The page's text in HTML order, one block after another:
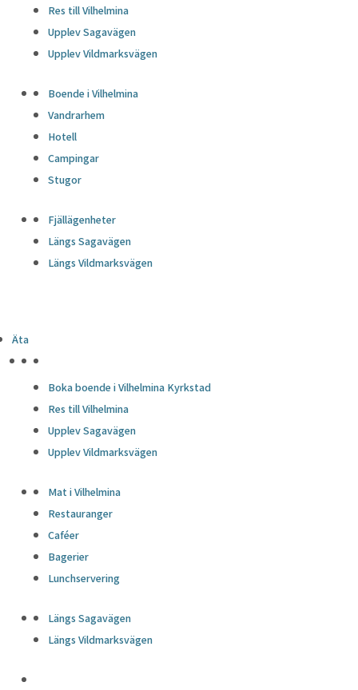
Res till Vilhelmina
Upplev Sagavägen
Upplev Vildmarksvägen
Boende i Vilhelmina
Vandrarhem
Hotell
Campingar
Stugor
Fjällägenheter
Längs Sagavägen
Längs Vildmarksvägen
Äta
Boka boende i Vilhelmina Kyrkstad
Res till Vilhelmina
Upplev Sagavägen
Upplev Vildmarksvägen
Mat i Vilhelmina
Restauranger
Caféer
Bagerier
Lunchservering
Längs Sagavägen
Längs Vildmarksvägen